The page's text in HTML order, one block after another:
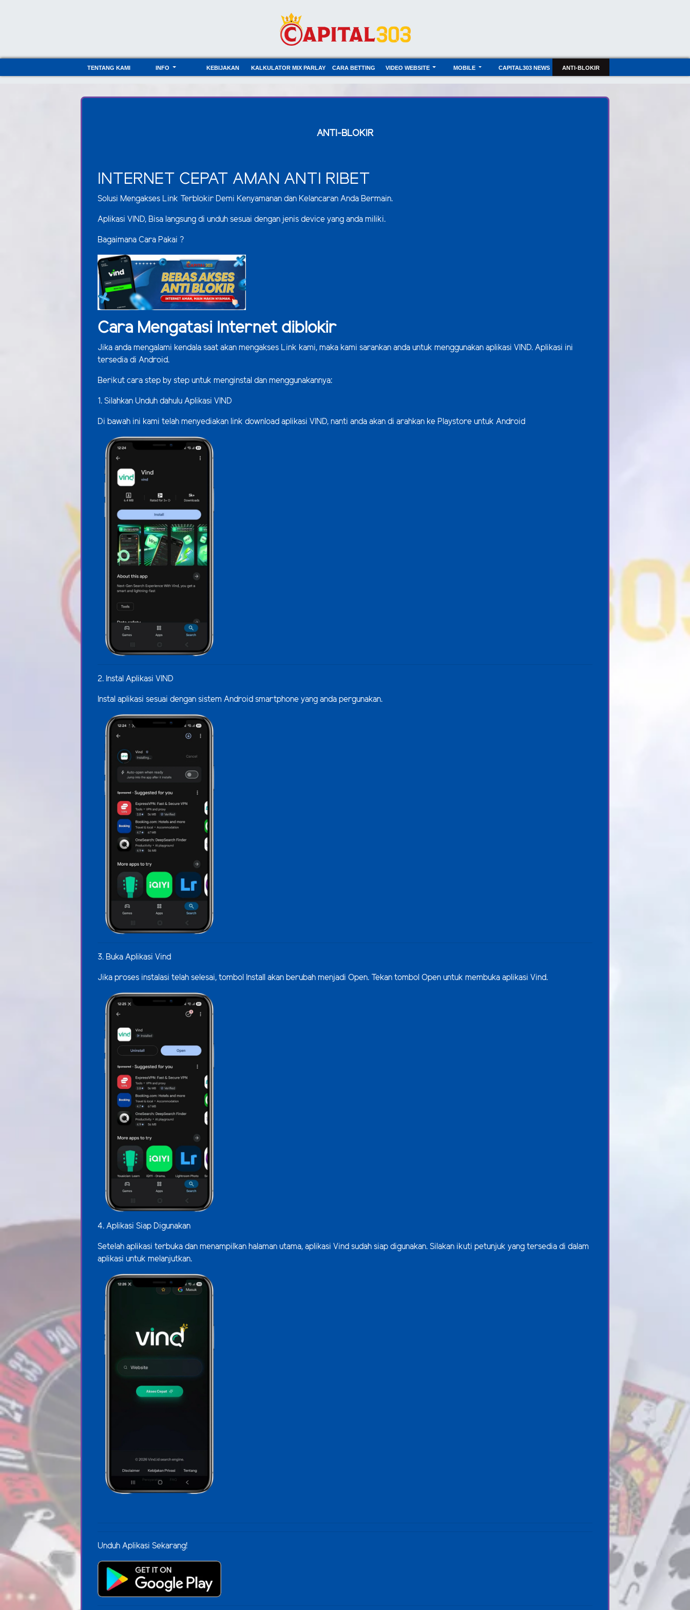
TENTANG KAMI INFO KEBIJAKAN KALKULATOR MIX PARLAY CARA BETTING VIDEO WEBSITE MOBILE CAPITAL303 NEWS ANTI-BLOKIR
ANTI-BLOKIR
INTERNET CEPAT AMAN ANTI RIBET
Solusi Mengakses Link Terblokir Demi Kenyamanan dan Kelancaran Anda Bermain.
Aplikasi VIND, Bisa langsung di unduh sesuai dengan jenis device yang anda miliki.
Bagaimana Cara Pakai ?
Cara Mengatasi Internet diblokir
Jika anda mengalami kendala saat akan mengakses Link kami, maka kami sarankan anda untuk menggunakan aplikasi VIND. Aplikasi ini
tersedia di Android.
Berikut cara step by step untuk menginstal dan menggunakannya:
1. Silahkan Unduh dahulu Aplikasi VIND
Di bawah ini kami telah menyediakan link download aplikasi VIND, nanti anda akan di arahkan ke Playstore untuk Android
2. Instal Aplikasi VIND
Instal aplikasi sesuai dengan sistem Android smartphone yang anda pergunakan.
3. Buka Aplikasi Vind
Jika proses instalasi telah selesai, tombol Install akan berubah menjadi Open. Tekan tombol Open untuk membuka aplikasi Vind.
4. Aplikasi Siap Digunakan
Setelah aplikasi terbuka dan menampilkan halaman utama, aplikasi Vind sudah siap digunakan. Silakan ikuti petunjuk yang tersedia di dalam
aplikasi untuk melanjutkan.
Unduh Aplikasi Sekarang!